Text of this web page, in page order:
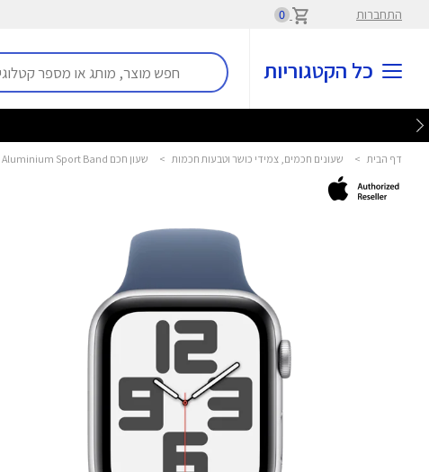
התחברות 0
כל הקטגוריות
דף הבית > שעונים חכמים, צמידי כושר וטבעות חכמות > שעון חכם Watch SE GPS+Cell 44mm Aluminium Sport Band אפל - Apple